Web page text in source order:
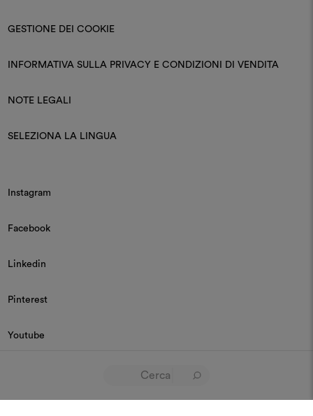
GESTIONE DEI COOKIE
INFORMATIVA SULLA PRIVACY E CONDIZIONI DI VENDITA
NOTE LEGALI
SELEZIONA LA LINGUA
Instagram
Facebook
Linkedin
Pinterest
Youtube
© 2026 Dedar P.IVA 03187590157